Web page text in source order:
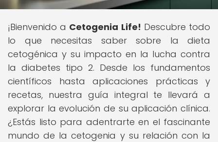
¡Bienvenido a Cetogenia Life! Descubre todo
lo que necesitas saber sobre la dieta
cetogénica y su impacto en la lucha contra
la diabetes tipo 2. Desde los fundamentos
científicos hasta aplicaciones prácticas y
recetas, nuestra guía integral te llevará a
explorar la evolución de su aplicación clínica.
¿Estás listo para adentrarte en el fascinante
mundo de la cetogenia y su relación con la